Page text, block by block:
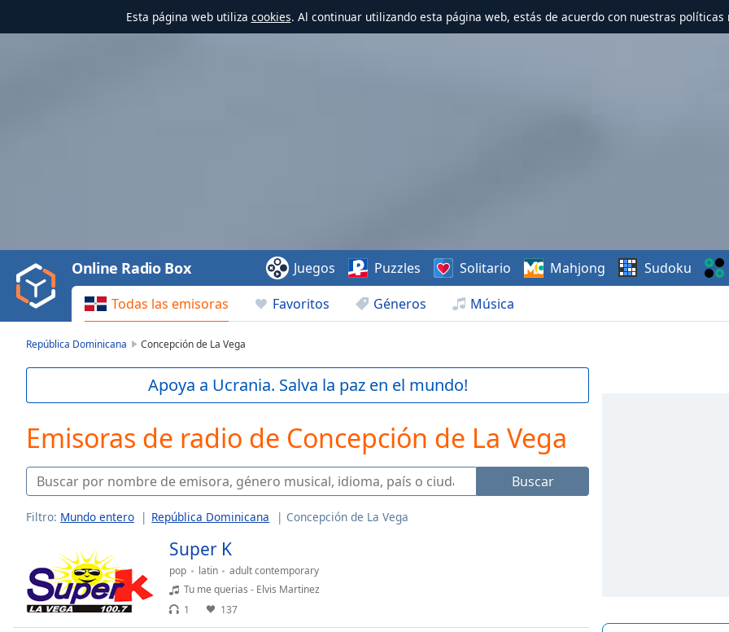
Esta página web utiliza cookies. Al continuar utilizando esta página web, estás de acuerdo con nuestras políticas
Video
Play
Backward
Skip
Current
Duration
-:-
Loaded:
Stream
TypeLIVE
behind
LIVE
Remaining
Time-
Todas las emisoras Favoritos Géneros Música
Online Radio Box Juegos Puzzles Solitario Mahjong Sudoku
República Dominicana Concepción de La Vega
Apoya a Ucrania. Salva la paz en el mundo!
Emisoras de radio de Concepción de La Vega
Buscar
Filtro: Mundo entero República Dominicana Concepción de La Vega
Super K
pop latin
adult contemporary
Tu me querias - Elvis Martinez
1
137